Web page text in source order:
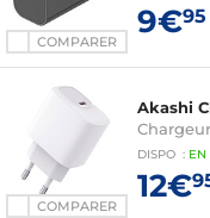
COMPARER
9€95
COMPARER
Akashi
DISPO : EN
12€